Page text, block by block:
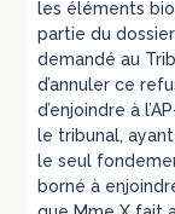
les éléments
partie du
demandé au
d’annuler ce
d’enjoindre à
le tribunal,
le seul
borné à